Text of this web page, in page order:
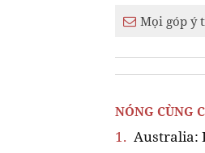
Mọi góp ý
NÓNG CÙNG
1. Australia: